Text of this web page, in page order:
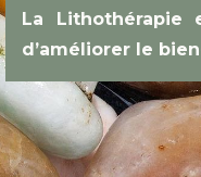
La
d’améliorer le